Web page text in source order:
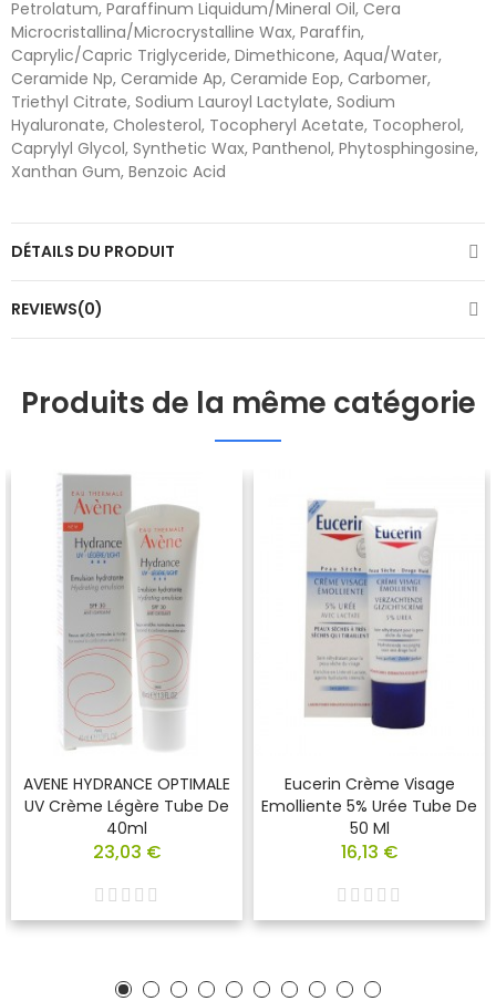
Petrolatum, Paraffinum Liquidum/Mineral Oil, Cera
Microcristallina/Microcrystalline Wax, Paraffin,
Caprylic/Capric Triglyceride, Dimethicone, Aqua/Water,
Ceramide Np, Ceramide Ap, Ceramide Eop, Carbomer,
Triethyl Citrate, Sodium Lauroyl Lactylate, Sodium
Hyaluronate, Cholesterol, Tocopheryl Acetate, Tocopherol,
Caprylyl Glycol, Synthetic Wax, Panthenol, Phytosphingosine,
Xanthan Gum, Benzoic Acid
DÉTAILS DU PRODUIT
REVIEWS(0)
Produits de la même catégorie
AVENE HYDRANCE OPTIMALE
UV Crème Légère Tube De
40ml
23,03 €
Eucerin Crème Visage
Emolliente 5% Urée Tube De
50 Ml
16,13 €